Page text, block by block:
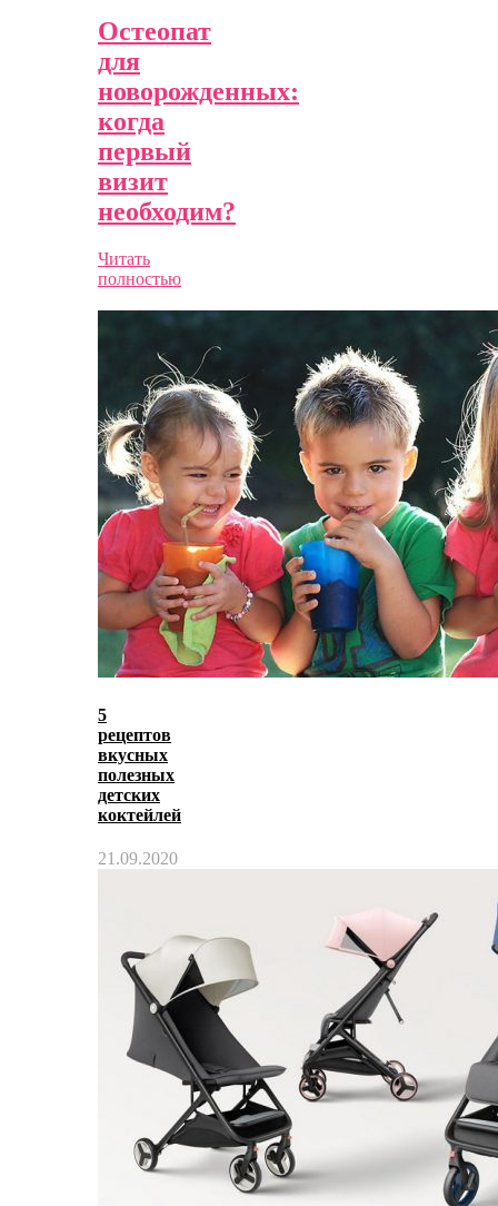
Остеопат
для
новорожденных:
когда
первый
визит
необходим?
Читать
полностью
5
рецептов
вкусных
полезных
детских
коктейлей
21.09.2020